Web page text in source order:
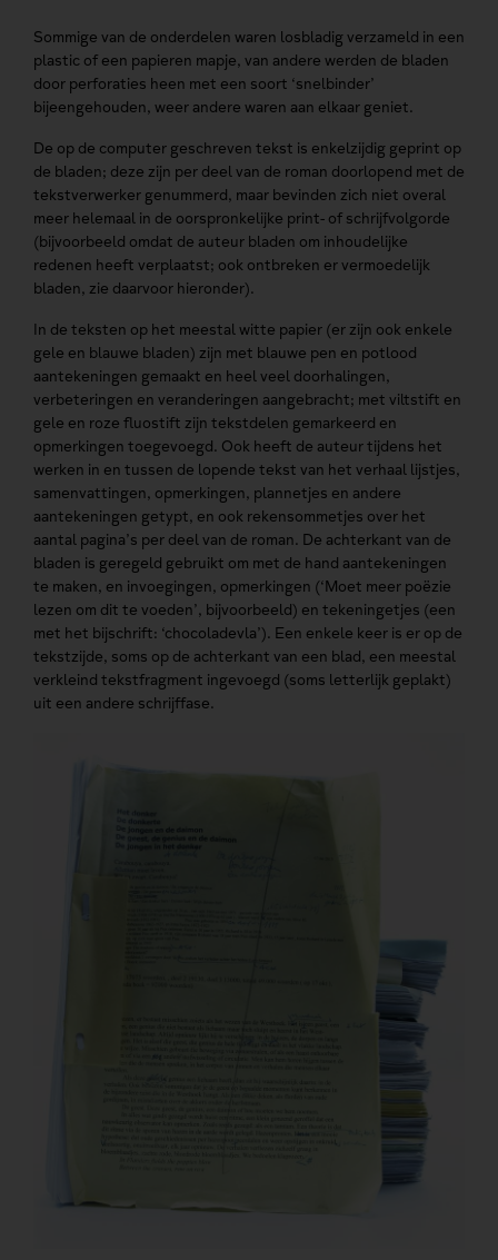
Sommige van de onderdelen waren losbladig verzameld in een
plastic of een papieren mapje, van andere werden de bladen
door perforaties heen met een soort ‘snelbinder’
bijeengehouden, weer andere waren aan elkaar geniet.
De op de computer geschreven tekst is enkelzijdig geprint op
de bladen; deze zijn per deel van de roman doorlopend met de
tekstverwerker genummerd, maar bevinden zich niet overal
meer helemaal in de oorspronkelijke print- of schrijfvolgorde
(bijvoorbeeld omdat de auteur bladen om inhoudelijke
redenen heeft verplaatst; ook ontbreken er vermoedelijk
bladen, zie daarvoor hieronder).
In de teksten op het meestal witte papier (er zijn ook enkele
gele en blauwe bladen) zijn met blauwe pen en potlood
aantekeningen gemaakt en heel veel doorhalingen,
verbeteringen en veranderingen aangebracht; met viltstift en
gele en roze fluostift zijn tekstdelen gemarkeerd en
opmerkingen toegevoegd. Ook heeft de auteur tijdens het
werken in en tussen de lopende tekst van het verhaal lijstjes,
samenvattingen, opmerkingen, plannetjes en andere
aantekeningen getypt, en ook rekensommetjes over het
aantal pagina’s per deel van de roman. De achterkant van de
bladen is geregeld gebruikt om met de hand aantekeningen
te maken, en invoegingen, opmerkingen (‘Moet meer poëzie
lezen om dit te voeden’, bijvoorbeeld) en tekeningetjes (een
met het bijschrift: ‘chocoladevla’). Een enkele keer is er op de
tekstzijde, soms op de achterkant van een blad, een meestal
verkleind tekstfragment ingevoegd (soms letterlijk geplakt)
uit een andere schrijffase.